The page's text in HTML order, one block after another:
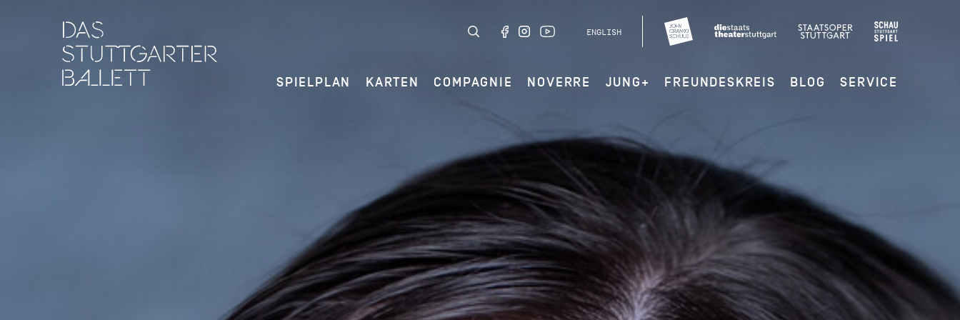
ENGLISH
SPIELPLAN KARTEN COMPAGNIE NOVERRE JUNG+ FREUNDESKREIS BLOG SERVICE